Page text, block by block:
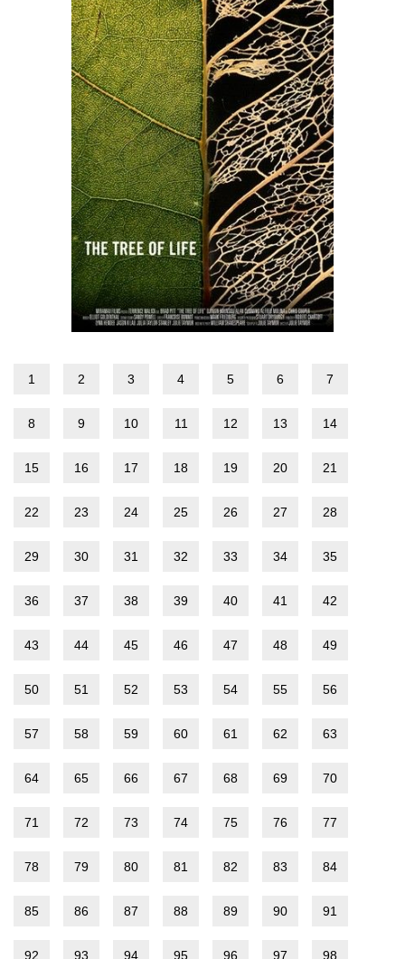
1 2 3 4 5 6 7
8 9 10 11 12 13 14
15 16 17 18 19 20 21
22 23 24 25 26 27 28
29 30 31 32 33 34 35
36 37 38 39 40 41 42
43 44 45 46 47 48 49
50 51 52 53 54 55 56
57 58 59 60 61 62 63
64 65 66 67 68 69 70
71 72 73 74 75 76 77
78 79 80 81 82 83 84
85 86 87 88 89 90 91
92 93 94 95 96 97 98